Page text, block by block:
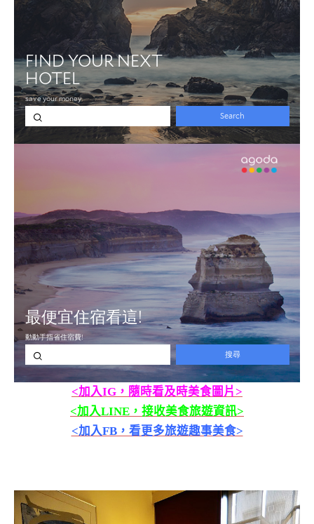
<加入IG，隨時看及時美食圖片>
<加入LINE，接收美食旅遊資訊>
<加入FB，看更多旅遊趣事美食>